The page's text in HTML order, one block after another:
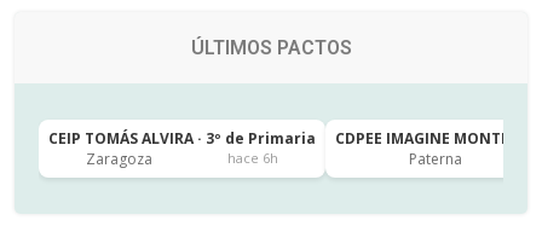
ÚLTIMOS PACTOS
CEIP TOMÁS ALVIRA · 3º de Primaria
Zaragoza
hace 6h
CDPEE IMAGINE
Paterna